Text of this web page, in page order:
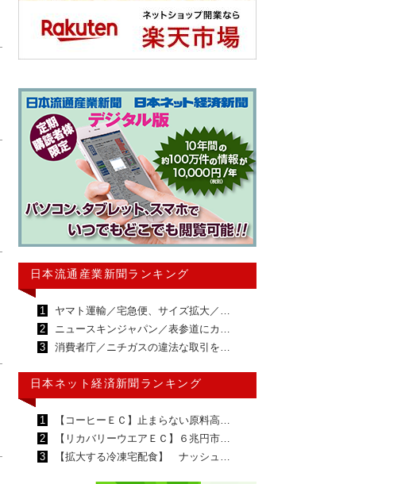
日本流通産業新聞ランキング
1
ヤマト運輸／宅急便、サイズ拡大／…
2
ニュースキンジャパン／表参道にカ…
3
消費者庁／ニチガスの違法な取引を…
日本ネット経済新聞ランキング
1
【コーヒーＥＣ】止まらない原料高…
2
【リカバリーウエアＥＣ】６兆円市…
3
【拡大する冷凍宅配食】 ナッシュ…